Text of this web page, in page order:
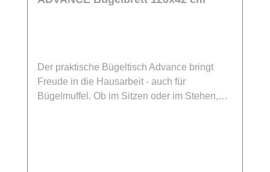
Der praktische Bügeltisch Advance bringt
Freude in die Hausarbeit - auch für
Bügelmuffel. Ob im Sitzen oder im Stehen,